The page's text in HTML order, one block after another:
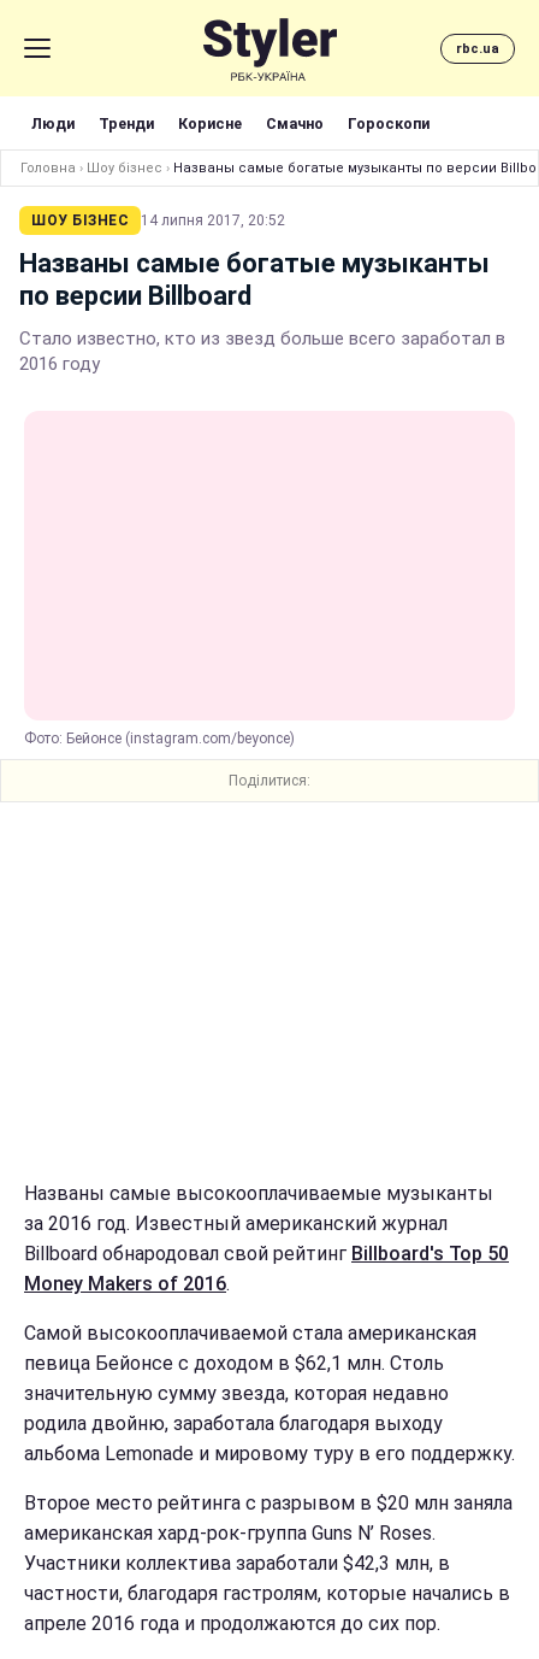
rbc.ua
Люди Тренди Корисне Смачно Гороскопи
Головна › Шоу бізнес › Названы самые богатые музыканты по версии
ШОУ БІЗНЕС 14 липня 2017, 20:52
Названы самые богатые музыканты
по версии Billboard
Стало известно, кто из звезд больше всего заработал в
2016 году
Фото: Бейонсе (instagram.com/beyonce)
Поділитися:
Названы самые высокооплачиваемые музыканты
за 2016 год. Известный американский журнал
Billboard обнародовал свой рейтинг Billboard's Top 50
Money Makers of 2016.
Самой высокооплачиваемой стала американская
певица Бейонсе с доходом в $62,1 млн. Столь
значительную сумму звезда, которая недавно
родила двойню, заработала благодаря выходу
альбома Lemonade и мировому туру в его поддержку.
Второе место рейтинга с разрывом в $20 млн заняла
американская хард-рок-группа Guns N’ Roses.
Участники коллектива заработали $42,3 млн, в
частности, благодаря гастролям, которые начались в
апреле 2016 года и продолжаются до сих пор.